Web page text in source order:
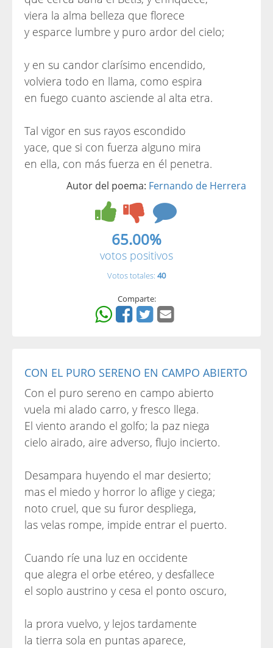
viera la alma belleza que florece
y esparce lumbre y puro ardor del cielo;
y en su candor clarísimo encendido,
volviera todo en llama, como espira
en fuego cuanto asciende al alta etra.
Tal vigor en sus rayos escondido
yace, que si con fuerza alguno mira
en ella, con más fuerza en él penetra.
Autor del poema: Fernando de Herrera
65.00%
votos positivos
Votos totales: 40
Comparte:
CON EL PURO SERENO EN CAMPO ABIERTO
Con el puro sereno en campo abierto
vuela mi alado carro, y fresco llega.
El viento arando el golfo; la paz niega
cielo airado, aire adverso, flujo incierto.
Desampara huyendo el mar desierto;
mas el miedo y horror lo aflige y ciega;
noto cruel, que su furor despliega,
las velas rompe, impide entrar el puerto.
Cuando ríe una luz en occidente
que alegra el orbe etéreo, y desfallece
el soplo austrino y cesa el ponto oscuro,
la prora vuelvo, y lejos tardamente
la tierra sola en puntas aparece,